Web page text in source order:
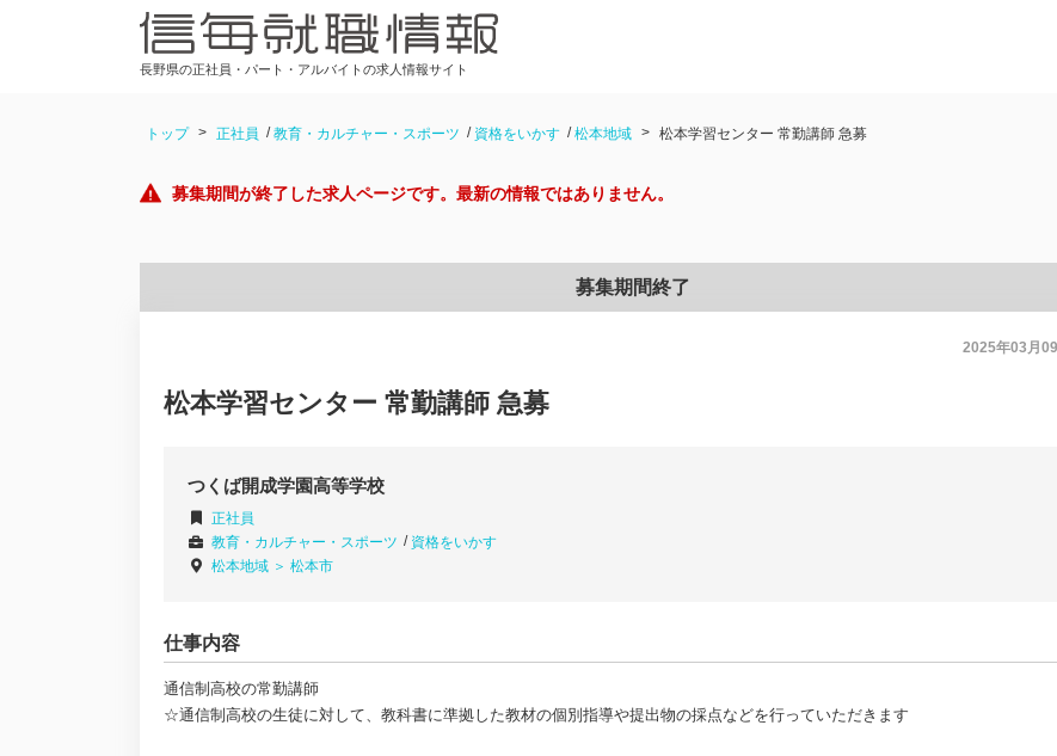
長野県の正社員・パート・アルバイトの求人情報サイト
トップ 正社員 教育・カルチャー・スポーツ 資格をいかす 松本地域 松本学習センター 常勤講師 急募
募集期間が終了した求人ページです。最新の情報ではありません。
募集期間終了
2025年03月
松本学習センター 常勤講師 急募
つくば開成学園高等学校
正社員
教育・カルチャー・スポーツ
資格をいかす
松本地域 ＞ 松本市
仕事内容
通信制高校の常勤講師
☆通信制高校の生徒に対して、教科書に準拠した教材の個別指導や提出物の採点などを行っていただきます